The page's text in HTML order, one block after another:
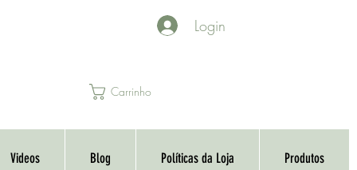
Login
Carrinho
Videos Blog Políticas da Loja Produtos